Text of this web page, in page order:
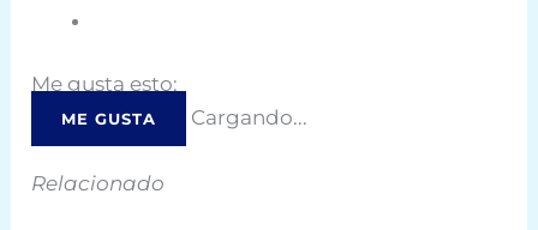
Me gusta esto:
ME GUSTA Cargando...
Relacionado